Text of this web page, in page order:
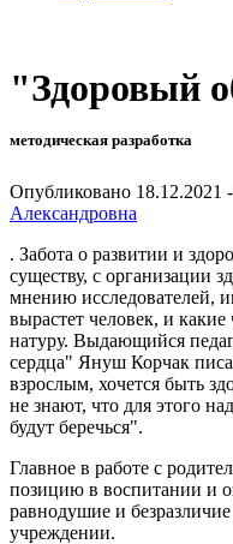
"Здоровый
методическая разработка
Опубликовано 18.12.2021
Александровна
. Забота о развитии и
существу, с организации
мнению исследователей,
вырастет человек, и
натуру. Выдающийся
сердца" Януш Корчак
взрослым, хочется быть
не знают, что для этого
будут беречься".
Главное в работе с
позицию в воспитании и
равнодушие и
учреждении.